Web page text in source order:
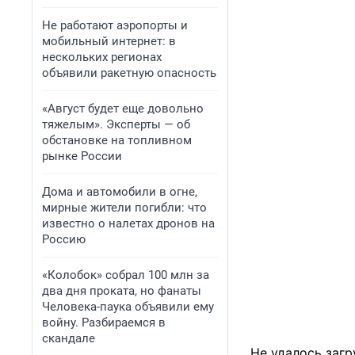
Не работают аэропорты и
мобильный интернет: в
нескольких регионах
объявили ракетную опасность
«Август будет еще довольно
тяжелым». Эксперты — об
обстановке на топливном
рынке России
Дома и автомобили в огне,
мирные жители погибли: что
известно о налетах дронов на
Россию
«Колобок» собрал 100 млн за
два дня проката, но фанаты
Человека-паука объявили ему
войну. Разбираемся в
скандале